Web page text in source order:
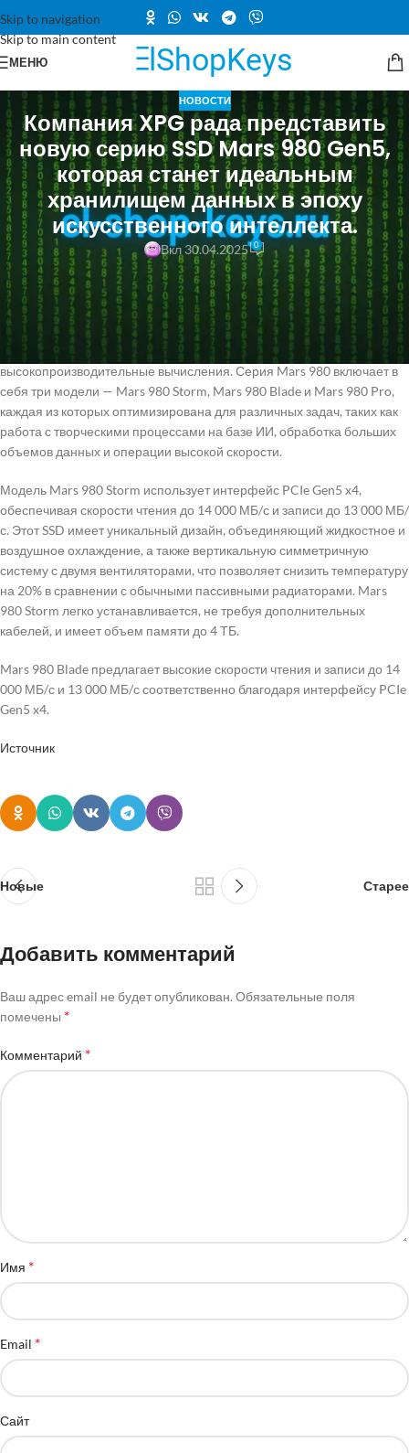
Skip to navigation
Skip to main content
МЕНЮ
НОВОСТИ
Компания XPG рада представить
новую серию SSD Mars 980 Gen5,
которая станет идеальным
хранилищем данных в эпоху
искусственного интеллекта.
Вкл 30.04.2025 0
XPG представляет новую серию SSD Mars 980 Gen5, идеальное
хранилище для эпохи искусственного интеллекта. Эти накопители
разработаны специально для профессиональных геймеров,
технологических энтузиастов и разгонщиков, отвечая на растущий
спрос на приложения искусственного интеллекта и
высокопроизводительные вычисления. Серия Mars 980 включает в
себя три модели — Mars 980 Storm, Mars 980 Blade и Mars 980 Pro,
каждая из которых оптимизирована для различных задач, таких как
работа с творческими процессами на базе ИИ, обработка больших
объемов данных и операции высокой скорости.
Модель Mars 980 Storm использует интерфейс PCIe Gen5 x4,
обеспечивая скорости чтения до 14 000 МБ/с и записи до 13 000 МБ/
с. Этот SSD имеет уникальный дизайн, объединяющий жидкостное и
воздушное охлаждение, а также вертикальную симметричную
систему с двумя вентиляторами, что позволяет снизить температуру
на 20% в сравнении с обычными пассивными радиаторами. Mars
980 Storm легко устанавливается, не требуя дополнительных
кабелей, и имеет объем памяти до 4 ТБ.
Mars 980 Blade предлагает высокие скорости чтения и записи до 14
000 МБ/с и 13 000 МБ/с соответственно благодаря интерфейсу PCIe
Gen5 x4.
Источник
Новые Старее
Добавить комментарий
Ваш адрес email не будет опубликован. Обязательные поля
помечены *
Комментарий *
Имя *
Email *
Сайт